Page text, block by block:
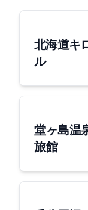
[北海道]
ル
堂ヶ島温
旅館